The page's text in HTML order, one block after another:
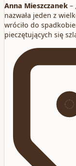
Anna Mieszczanek –
nazwała jeden z
wróciło do
pieczętujących się